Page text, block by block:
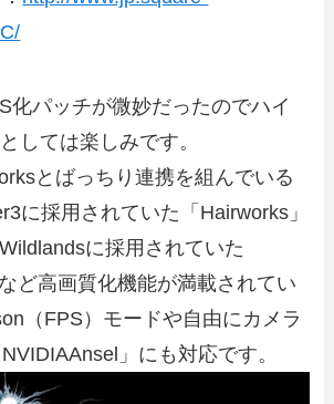
化パッチが微妙だったのでハイ
しては楽しみです。
とばっちり連携を組んでいる
に採用されていた「Hairworks」
に採用されていた
ど高画質化機能が満載されてい
（FPS）モードや自由にカメラ
」にも対応です。